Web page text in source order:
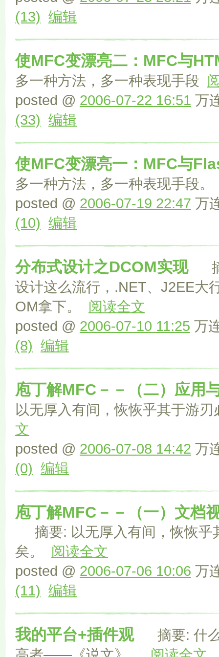
(13) 编辑
使MFC变漂亮二：MFC与
多一种方法，多一种表现手段
posted @ 2006-07-22 16:51 万
(33) 编辑
使MFC变漂亮一：MFC与
多一种方法，多一种表现手段
posted @ 2006-07-19 22:47 万
(10) 编辑
分布式设计之DCOM实现摘
设计这么流行，.NET、J2EE大
OM拿下。 阅读全文
posted @ 2006-07-10 11:25 万
(8) 编辑
庖丁解MFC－－（二）应用
以无厚入有间，恢恢乎其于游
文
posted @ 2006-07-08 14:42 万
(0) 编辑
庖丁解MFC－－（一）文档
摘要: 以无厚入有间，恢恢乎
矣。 阅读全文
posted @ 2006-07-06 10:06 万
(11) 编辑
我的平台+插件观摘要: 什么